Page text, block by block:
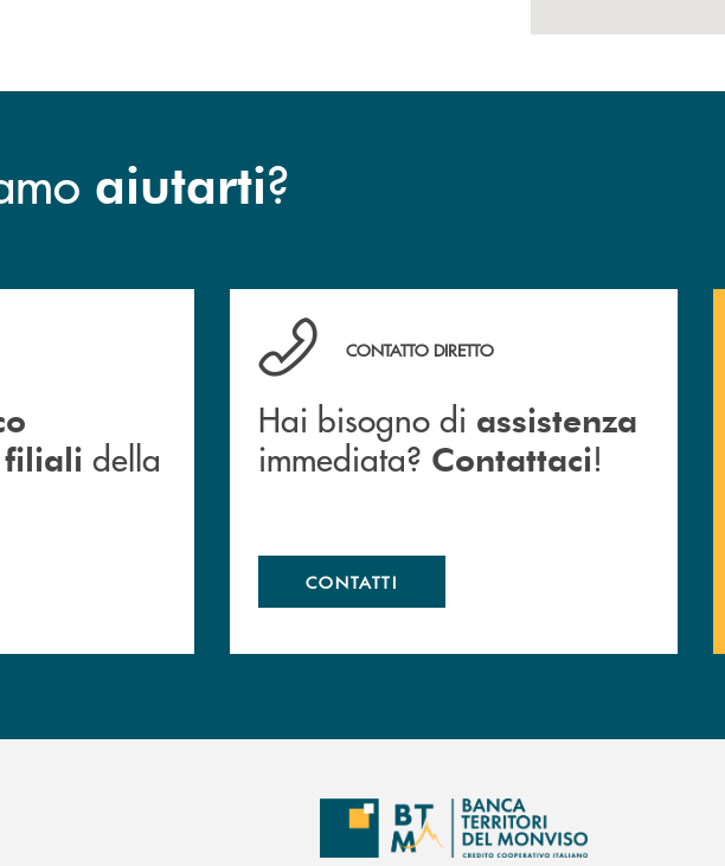
aiutarti?
delle filiali della Banca.
filiali della
Hai bisogno di assistenza immediata? Contattaci !
CONTATTO DIRETTO
Hai bisogno di assistenza
immediata? Contattaci!
CONTATTI